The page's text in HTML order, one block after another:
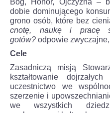
Bóg, Honor, Ojczyzna –
dobie dominującego
grono osób, które bez
cnotę, naukę i pracę
gotów? odpowie
Cele
Zasadniczą misją
kształtowanie
uczestnictwo we
szerzenie i
we wszystkich